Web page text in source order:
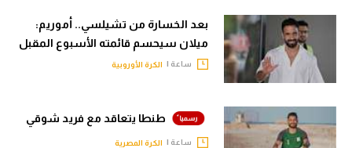
بعد الخسارة من تشيلسي.. أموريم:
ميلان سيحسم قائمته الأسبوع المقبل
ساعة | الكرة الأوروبية
طنطا يتعاقد مع فريد شوقي
ساعة | الكرة المصرية